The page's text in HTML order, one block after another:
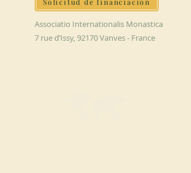
Associatio Internationalis Monastica
7 rue d’Issy, 92170 Vanves - France